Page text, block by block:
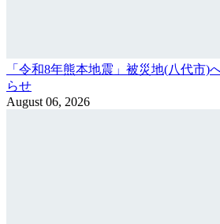
「令和8年熊本地震」被災地(八代市)
らせ
August 06, 2026